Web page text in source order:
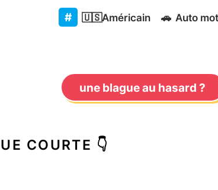
🇺🇸Américain 🚗 Auto
une blague au hasard ?
COURTE 👇